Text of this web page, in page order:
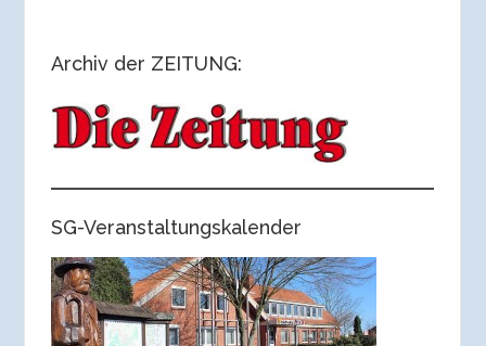
Archiv der ZEITUNG:
SG-Veranstaltungskalender